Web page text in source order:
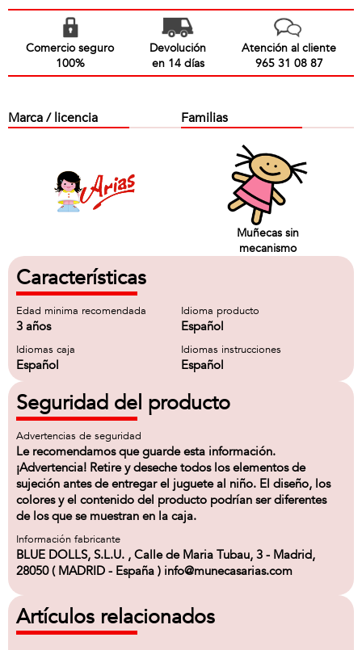
Comercio seguro
100%
Devolución
en 14 días
Atención al cliente
965 31 08 87
Marca / licencia Familias
Muñecas sin
mecanismo
Características
Edad minima recomendada
3 años
Idioma producto
Español
Idiomas caja
Español
Idiomas instrucciones
Español
Seguridad del producto
Advertencias de seguridad
Le recomendamos que guarde esta información.
¡Advertencia! Retire y deseche todos los elementos de
sujeción antes de entregar el juguete al niño. El diseño, los
colores y el contenido del producto podrían ser diferentes
de los que se muestran en la caja.
Información fabricante
BLUE DOLLS, S.L.U. , Calle de Maria Tubau, 3 - Madrid,
28050 ( MADRID - España ) info@munecasarias.com
Artículos relacionados